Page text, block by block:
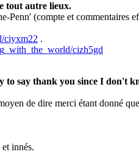
tout autre lieux.
Penn' (compte et commentaires
ciyxm22 .
cizh5gd
to say thank you since I don't
de dire merci étant donné
innés.